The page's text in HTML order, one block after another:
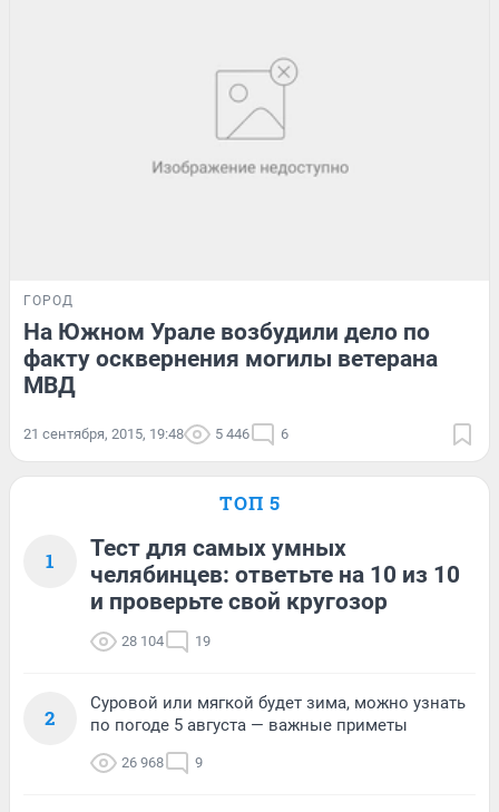
ГОРОД
На Южном Урале возбудили дело по
факту осквернения могилы ветерана
МВД
21 сентября, 2015, 19:48 5 446 6
ТОП 5
1
Тест для самых умных
челябинцев: ответьте на 10 из 10
и проверьте свой кругозор
28 104 19
2
Суровой или мягкой будет зима, можно узнать
по погоде 5 августа — важные приметы
26 968 9